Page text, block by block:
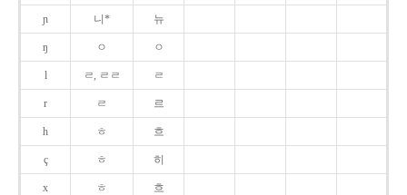
ɲ 니* 뉴
ŋ ㅇ ㅇ
l ㄹ, ㄹㄹ ㄹ
r ㄹ 르
h ㅎ 흐
ç ㅎ 히
x ㅎ 흐